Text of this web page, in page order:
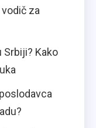
za
Kako